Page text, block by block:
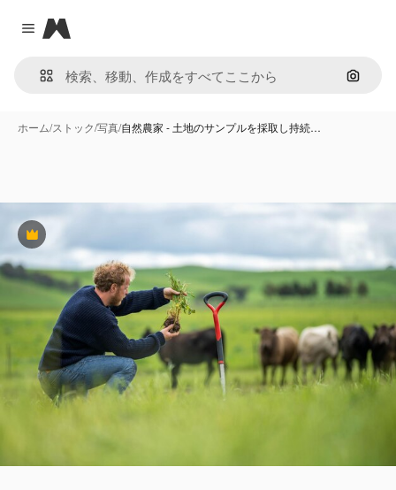
Close menu
Magnific
画像で
ホーム/ストック/写真/自然農家 - 土地のサンプルを採取し持続…
Premium